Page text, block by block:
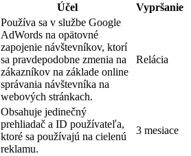
Účel Vypršanie
Používa sa v službe Google
AdWords na opätovné
zapojenie návštevníkov, ktorí
sa pravdepodobne zmenia na
zákazníkov na základe online
správania návštevníka na
webových stránkach.
Relácia
Obsahuje jedinečný
prehliadač a ID používateľa,
ktoré sa používajú na cielenú
reklamu.
3 mesiace